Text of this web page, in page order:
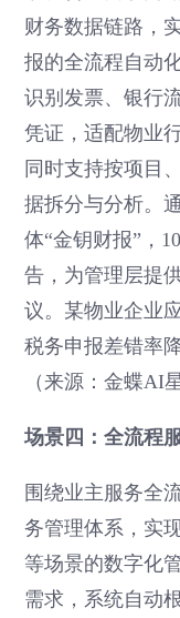
财务数据链路，
报的全流程自动
识别发票、银行
凭证，适配物业
同时支持按项目
据拆分与分析。
体“金钥财报”，
告，为管理层提
议。某物业企业
税务申报差错率
（来源：金蝶AI
场景四：全流程
围绕业主服务全
务管理体系，实
等场景的数字化
需求，系统自动